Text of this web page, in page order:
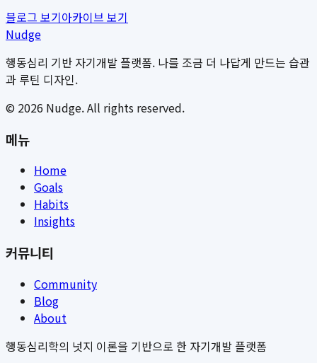
블로그 보기아카이브 보기
Nudge
행동심리 기반 자기개발 플랫폼. 나를 조금 더 나답게 만드는 습관
과 루틴 디자인.
© 2026 Nudge. All rights reserved.
메뉴
Home
Goals
Habits
Insights
커뮤니티
Community
Blog
About
행동심리학의 넛지 이론을 기반으로 한 자기개발 플랫폼